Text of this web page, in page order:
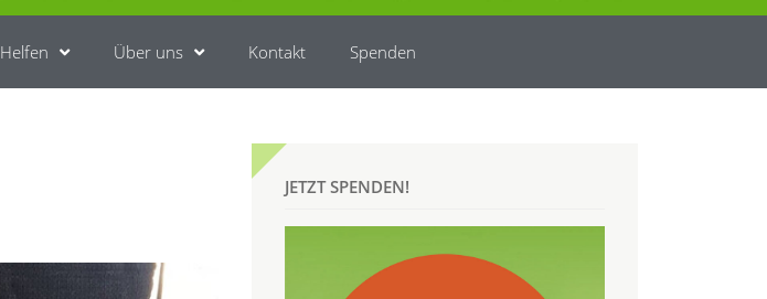
Helfen Über uns Kontakt Spenden
JETZT SPENDEN!